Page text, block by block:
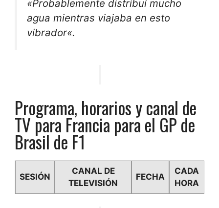
«Probablemente distribuí mucho
agua mientras viajaba en esto
vibrador«.
Programa, horarios y canal de
TV para Francia para el GP de
Brasil de F1
SESIÓN
CANAL DE
TELEVISIÓN
FECHA
CADA
HORA